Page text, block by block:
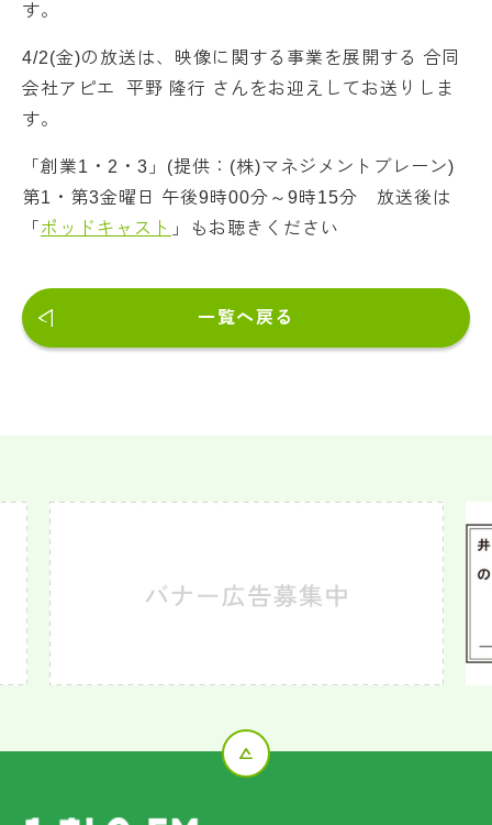
す。
4/2(金)の放送は、映像に関する事業を展開する 合同
会社アピエ 平野 隆行 さんをお迎えしてお送りしま
す。
「創業1・2・3」(提供：(株)マネジメントブレーン)
第1・第3金曜日 午後9時00分～9時15分 放送後は
「 ポッドキャスト 」もお聴きください
一覧へ戻る